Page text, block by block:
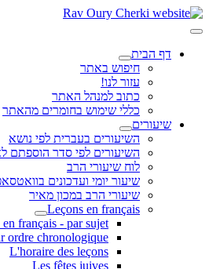
דף הבית
חיפוש באתר
עזור לנו!
כתוב למנהל האתר
כללי שימוש בחומרים מהאתר
שיעורים
השיעורים בעברית לפי נושא
השיעורים לפי סדר הוספתם
לוח שיעורי הרב
שיעור יומי ועדכונים
שיעורי הרב במכון מאיר
Leçons en français
français - par sujet
ordre chronologique
L'horaire des leçons
Les fêtes juives